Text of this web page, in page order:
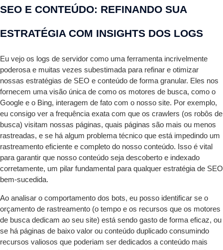
SEO E CONTEÚDO: REFINANDO SUA
ESTRATÉGIA COM INSIGHTS DOS LOGS
Eu vejo os logs de servidor como uma ferramenta incrivelmente
poderosa e muitas vezes subestimada para refinar e otimizar
nossas estratégias de SEO e conteúdo de forma granular. Eles nos
fornecem uma visão única de como os motores de busca, como o
Google e o Bing, interagem de fato com o nosso site. Por exemplo,
eu consigo ver a frequência exata com que os crawlers (os robôs de
busca) visitam nossas páginas, quais páginas são mais ou menos
rastreadas, e se há algum problema técnico que está impedindo um
rastreamento eficiente e completo do nosso conteúdo. Isso é vital
para garantir que nosso conteúdo seja descoberto e indexado
corretamente, um pilar fundamental para qualquer estratégia de SEO
bem-sucedida.
Ao analisar o comportamento dos bots, eu posso identificar se o
orçamento de rastreamento (o tempo e os recursos que os motores
de busca dedicam ao seu site) está sendo gasto de forma eficaz, ou
se há páginas de baixo valor ou conteúdo duplicado consumindo
recursos valiosos que poderiam ser dedicados a conteúdo mais